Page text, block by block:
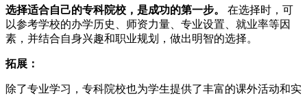
选择适合自己的专科院校，是成功的第一步。 在选择时，可
以参考学校的办学历史、师资力量、专业设置、就业率等因
素，并结合自身兴趣和职业规划，做出明智的选择。
拓展：
除了专业学习，专科院校也为学生提供了丰富的课外活动和实